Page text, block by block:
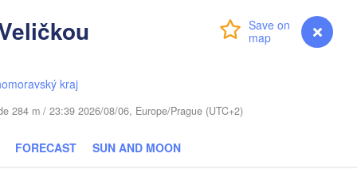
Login myVentusky Forecast
kraj
284 m / 23:39 2026/08/06, Europe/Prague (UTC+2)
FORECAST SUN AND MOON
(Babrujsk)
(Viciebsk)
Магілёў
(Mahilioŭ)